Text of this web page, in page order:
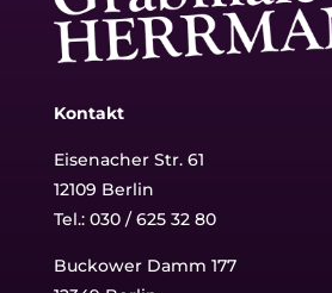
Kontakt
Eisenacher Str. 61
12109 Berlin
Tel.: 030 / 625 32 80
Buckower Damm 177